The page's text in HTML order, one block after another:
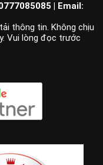
| Email:
thông tin. Không chịu
Vui lòng đọc trước